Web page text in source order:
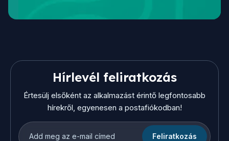
Hírlevél feliratkozás
Értesülj elsőként az alkalmazást érintő legfontosabb
hírekről, egyenesen a postafiókodban!
Feliratkozás